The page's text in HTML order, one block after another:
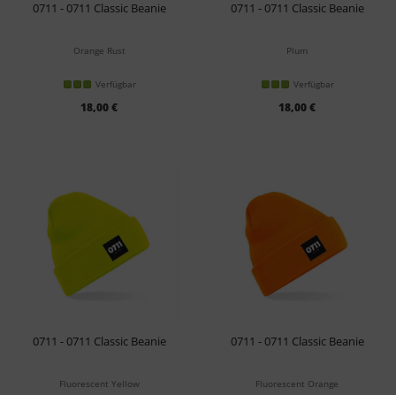
0711 - 0711 Classic Beanie
Orange Rust
Verfügbar
18,00 €
0711 - 0711 Classic Beanie
Plum
Verfügbar
18,00 €
0711 - 0711 Classic Beanie
Fluorescent Yellow
0711 - 0711 Classic Beanie
Fluorescent Orange